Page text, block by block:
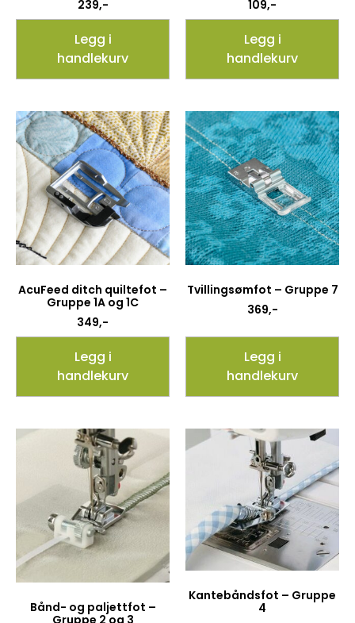
239,-
Legg i
handlekurv
109,-
Legg i
handlekurv
AcuFeed ditch quiltefot –
Gruppe 1A og 1C
349,-
Legg i
handlekurv
Tvillingsømfot – Gruppe 7
369,-
Legg i
handlekurv
Bånd- og paljettfot –
Gruppe 2 og 3
Kantebåndsfot – Gruppe
4